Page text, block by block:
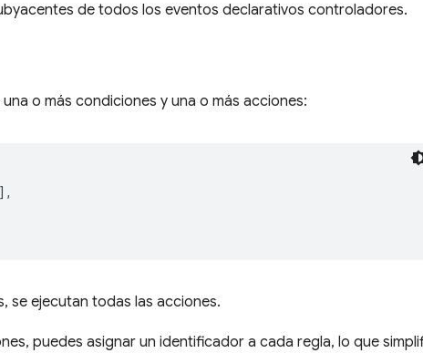
de todos los eventos declarativos controladores.
o más condiciones y una o más acciones:
],
se ejecutan todas las acciones.
puedes asignar un identificador a cada regla, lo que